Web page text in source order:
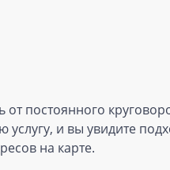
постоянного
и вы увидите
на карте.